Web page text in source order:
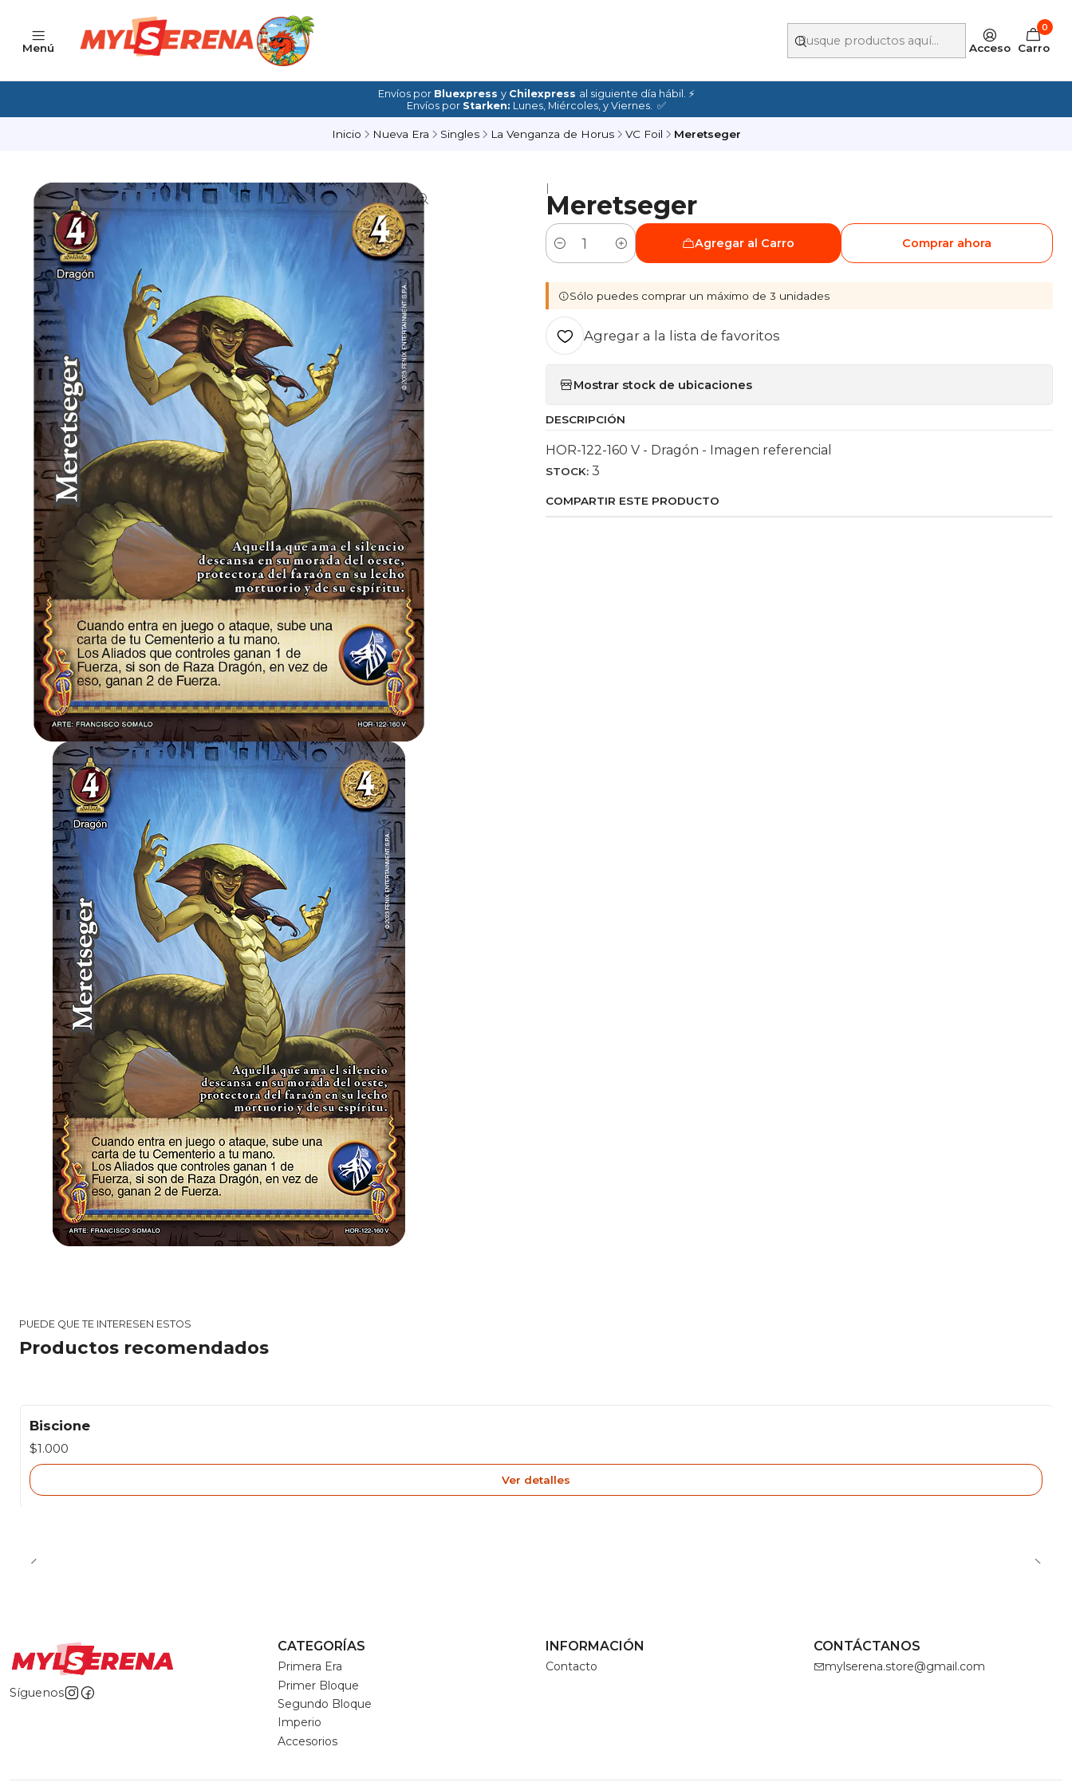
Menú Acceso
0
Carro
Envíos por Bluexpress y Chilexpress al siguiente día hábil. ⚡
Envíos por Starken: Lunes, Miércoles, y Viernes. ✅
Inicio Nueva Era Singles La Venganza de Horus VC Foil Meretseger
|
Meretseger
Cantidad
Agregar al Carro Comprar ahora
Sólo puedes comprar un máximo de 3 unidades
Agregar a la lista de favoritos
Mostrar stock de ubicaciones
DESCRIPCIÓN
HOR-122-160 V - Dragón - Imagen referencial
STOCK: 3
COMPARTIR ESTE PRODUCTO
PUEDE QUE TE INTERESEN ESTOS
Productos recomendados
Agotado
Biscione
$1.000
Ver detalles
Síguenos
CATEGORÍAS
Primera Era
Primer Bloque
Segundo Bloque
Imperio
Accesorios
INFORMACIÓN
Contacto
CONTÁCTANOS
mylserena.store@gmail.com